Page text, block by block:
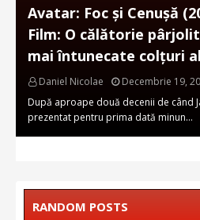
Avatar: Foc și Cenușă
Film: O călătorie
mai întunecate colțuri
Daniel Nicolae
Decembrie 19,
După aproape două decenii de când
prezentat pentru prima dată minun…
RANDOM POSTS